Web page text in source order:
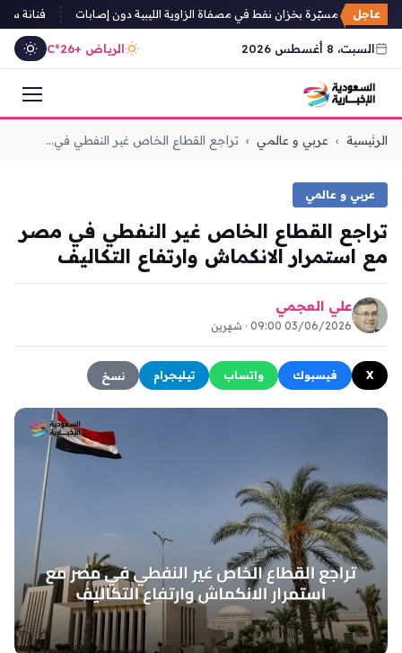
عاجل
طائرة مسيّرة بخزان نفط في مصفاة الزاوية الليبية دون إصابات فنانة
السبت، 8 أغسطس 2026 الرياض +26°C
التجاوز
الرئيسية › عربي و عالمي › تراجع القطاع الخاص غير النفطي في...
عربي و عالمي
تراجع القطاع الخاص غير النفطي في مصر
مع استمرار الانكماش وارتفاع التكاليف
علي العجمي
03/06/2026 09:00 · شهرين
X فيسبوك واتساب تيليجرام نسخ